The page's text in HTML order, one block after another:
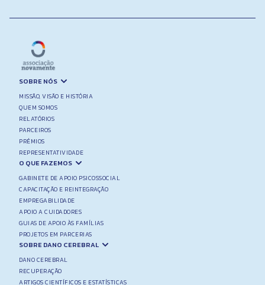
SOBRE NÓS
MISSÃO, VISÃO E HISTÓRIA
QUEM SOMOS
RELATÓRIOS
PARCEIROS
PRÉMIOS
REPRESENTATIVIDADE
O QUE FAZEMOS
GABINETE DE APOIO PSICOSSOCIAL
CAPACITAÇÃO E REINTEGRAÇÃO
EMPREGABILIDADE
APOIO A CUIDADORES
GUIAS DE APOIO ÀS FAMÍLIAS
PROJETOS EM PARCERIAS
SOBRE DANO CEREBRAL
DANO CEREBRAL
RECUPERAÇÃO
ARTIGOS CIENTÍFICOS E ESTATÍSTICAS